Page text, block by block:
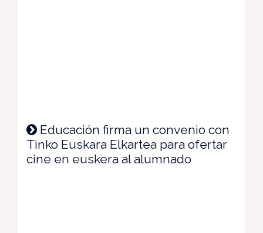
Educación firma un convenio con
Tinko Euskara Elkartea para ofertar
cine en euskera al alumnado